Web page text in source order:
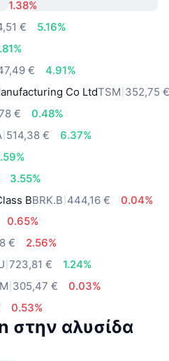
1.38%
€
5.16%
€
4.91%
Co LtdTSM 352,75
€
0.48%
514,38 €
6.37%
3.55%
BBRK.B 444,16 €
0.04%
0.65%
€
2.56%
723,81 €
1.24%
305,47 €
0.03%
0.53%
στην αλυσίδα